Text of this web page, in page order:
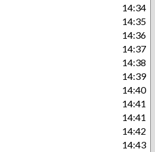
14:34
14:35
14:36
14:37
14:38
14:39
14:40
14:41
14:41
14:42
14:43